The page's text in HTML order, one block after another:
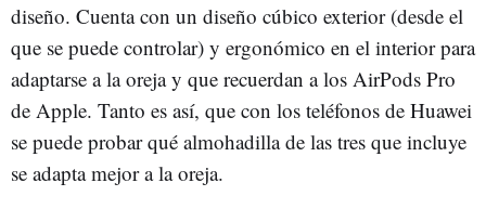
diseño. Cuenta con un diseño cúbico exterior (desde el
que se puede controlar) y ergonómico en el interior para
adaptarse a la oreja y que recuerdan a los AirPods Pro
de Apple. Tanto es así, que con los teléfonos de Huawei
se puede probar qué almohadilla de las tres que incluye
se adapta mejor a la oreja.